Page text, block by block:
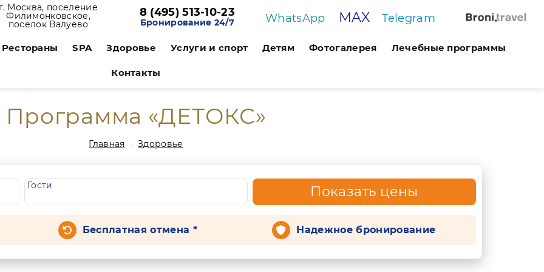
Москва, поселение
Филимонковское,
поселок Валуево
8 (495) 513-10-23
Бронирование 24/7 WhatsApp MAX Telegram
Рестораны SPA Здоровье Услуги и спорт Детям Фотогалерея Лечебные программы
Контакты
Программа «ДЕТОКС»
Главная Здоровье
Гости Показать цены
Бесплатная отмена * Надежное бронирование